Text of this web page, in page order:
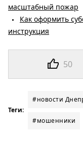
50
масштабный пожар
Как оформить
инструкция
Теги:
#новости
#мошенники